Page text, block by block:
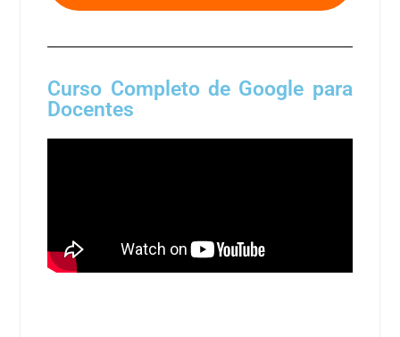
Curso Completo de Google para
Docentes